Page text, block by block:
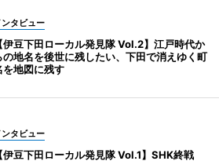
タビュー
【伊豆下田ローカル発見隊 Vol.2】江戸時代か
の地名を後世に残したい、下田で消えゆく町
を地図に残す
タビュー
【伊豆下田ローカル発見隊 Vol.1】SHK終戦